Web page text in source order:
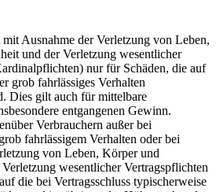
Ausnahme der Verletzung von Leben,
und der Verletzung wesentlicher
nur für Schäden, die auf
grob fahrlässiges Verhalten
Dies gilt auch für mittelbare
entgangenen Gewinn.
Verbrauchern außer bei
fahrlässigem Verhalten oder bei
von Leben, Körper und
wesentlicher Vertragspflichten
die bei Vertragsschluss typischerweise